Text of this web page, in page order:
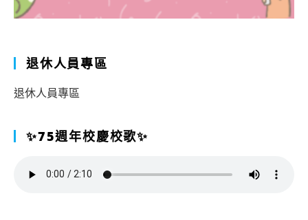
退休人員專區
退休人員專區
✨75週年校慶校歌✨